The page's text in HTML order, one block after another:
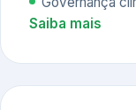
7
Educação